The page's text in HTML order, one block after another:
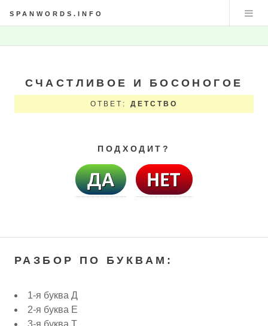
SPANWORDS.INFO
СЧАСТЛИВОЕ И БОСОНОГОЕ
ОТВЕТ: ДЕТСТВО
ПОДХОДИТ?
РАЗБОР ПО БУКВАМ:
1-я буква Д
2-я буква Е